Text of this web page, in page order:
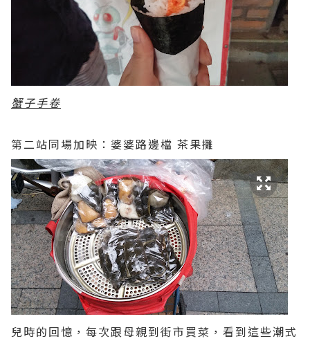
蟹子手卷
第二站同場加映：婆婆路邊檔 茶果攤
兒時的回憶，每次跟母親到街市買菜，看到這些潮式